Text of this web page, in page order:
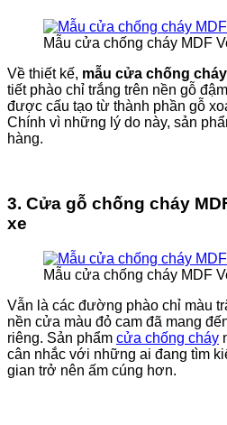
Mẫu cửa chống cháy MDF
Về thiết kế, mẫu cửa chống cháy
tiết phào chỉ trắng trên nền gỗ
được cấu tạo từ thành phần gỗ
Chính vì những lý do này, sản
hàng.
3. Cửa gỗ chống cháy
xe
Mẫu cửa chống cháy MDF
Vẫn là các đường phào chỉ màu
nền cửa màu đỏ cam đã mang
riêng. Sản phẩm cửa chống cháy
cân nhắc với những ai đang tìm
gian trở nên ấm cúng hơn.